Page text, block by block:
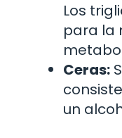
Los
para la
Ceras:
un